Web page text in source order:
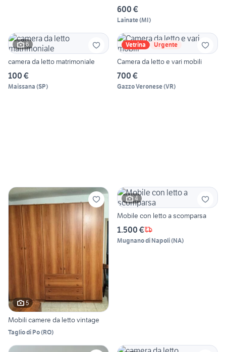
600 €
Lainate(MI)
6
camera da letto matrimoniale
100 €
Maissana (SP)
Vetrina Urgente
Camera da letto e vari mobili
700 €
Gazzo Veronese(VR)
5
Mobili camere da letto vintage
Taglio di Po(RO)
4
Mobile con letto a scomparsa
1.500 €
Mugnano di Napoli(NA)